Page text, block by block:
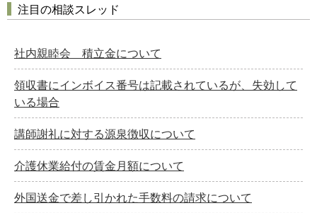
注目の相談スレッド
社内親睦会 積立金について
領収書にインボイス番号は記載されているが、失効して
いる場合
講師謝礼に対する源泉徴収について
介護休業給付の賃金月額について
外国送金で差し引かれた手数料の請求について